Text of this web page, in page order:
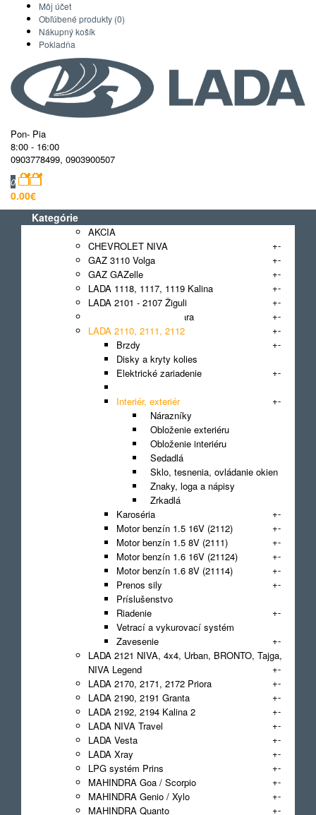
Môj účet
Obľúbené produkty (0)
Nákupný košík
Pokladňa
Pon- Pia
8:00 - 16:00
0903778499, 0903900507
0
0.00€
Kategórie
AKCIA
CHEVROLET NIVA
+-
GAZ 3110 Volga
+-
GAZ GAZelle
+-
LADA 1118, 1117, 1119 Kalina
+-
LADA 2101 - 2107 Žiguli
+-
LADA 2108, 2109 Samara
+-
LADA 2110, 2111, 2112
+-
Brzdy
+-
Disky a kryty kolies
Elektrické zariadenie
+-
Interiér, exteriér
+-
Nárazníky
Obloženie exteriéru
Obloženie interiéru
Sedadlá
Sklo, tesnenia, ovládanie okien
Znaky, loga a nápisy
Zrkadlá
Karoséria
+-
Motor benzín 1.5 16V (2112)
+-
Motor benzín 1.5 8V (2111)
+-
Motor benzín 1.6 16V (21124)
+-
Motor benzín 1.6 8V (21114)
+-
Prenos sily
+-
Príslušenstvo
Riadenie
+-
Vetrací a vykurovací systém
Zavesenie
+-
LADA 2121 NIVA, 4x4, Urban, BRONTO, Tajga,
NIVA Legend
+-
LADA 2170, 2171, 2172 Priora
+-
LADA 2190, 2191 Granta
+-
LADA 2192, 2194 Kalina 2
+-
LADA NIVA Travel
+-
LADA Vesta
+-
LADA Xray
+-
LPG systém Prins
+-
MAHINDRA Goa / Scorpio
+-
MAHINDRA Genio / Xylo
+-
MAHINDRA Quanto
+-